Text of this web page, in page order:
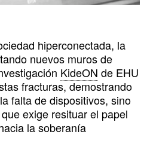
hiperconectada, la
nuevos muros de
KideON de EHU
fracturas, demostrando
falta de dispositivos, sino
exige resituar el papel
la soberanía